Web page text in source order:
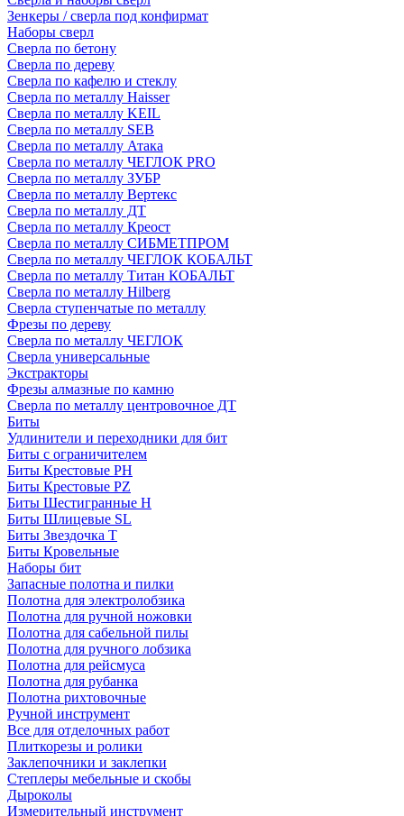
Зенкеры / сверла под конфирмат
Наборы сверл
Сверла по бетону
Сверла по дереву
Сверла по кафелю и стеклу
Сверла по металлу Haisser
Сверла по металлу KEIL
Сверла по металлу SEB
Сверла по металлу Атака
Сверла по металлу ЧЕГЛОК PRO
Сверла по металлу ЗУБР
Сверла по металлу Вертекс
Сверла по металлу ДТ
Сверла по металлу Креост
Сверла по металлу СИБМЕТПРОМ
Сверла по металлу ЧЕГЛОК КОБАЛЬТ
Сверла по металлу Титан КОБАЛЬТ
Сверла по металлу Hilberg
Сверла ступенчатые по металлу
Фрезы по дереву
Сверла по металлу ЧЕГЛОК
Сверла универсальные
Экстракторы
Фрезы алмазные по камню
Сверла по металлу центровочное ДТ
Биты
Удлинители и переходники для бит
Биты с ограничителем
Биты Крестовые PH
Биты Крестовые PZ
Биты Шестигранные H
Биты Шлицевые SL
Биты Звездочка T
Биты Кровельные
Наборы бит
Запасные полотна и пилки
Полотна для электролобзика
Полотна для ручной ножовки
Полотна для сабельной пилы
Полотна для ручного лобзика
Полотна для рейсмуса
Полотна для рубанка
Полотна рихтовочные
Ручной инструмент
Все для отделочных работ
Плиткорезы и ролики
Заклепочники и заклепки
Степлеры мебельные и скобы
Дыроколы
Измерительный инструмент